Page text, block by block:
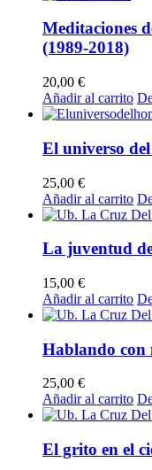
Meditaciones
(1989-2018)
20,00 €
Añadir al carrito
El universo
25,00 €
Añadir al carrito
La juventud
15,00 €
Añadir al carrito
Hablando con
25,00 €
Añadir al carrito
El grito en el